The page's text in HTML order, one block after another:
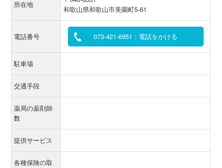
所在地
和歌山県和歌山市美園町5-61
電話番号 073-421-6951：電話をかける
駐車場
交通手段
薬局の薬剤師
数
提供サービス
各種保険の取